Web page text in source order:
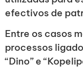
efectivos de
Entre os casos
processos
“Dino” e